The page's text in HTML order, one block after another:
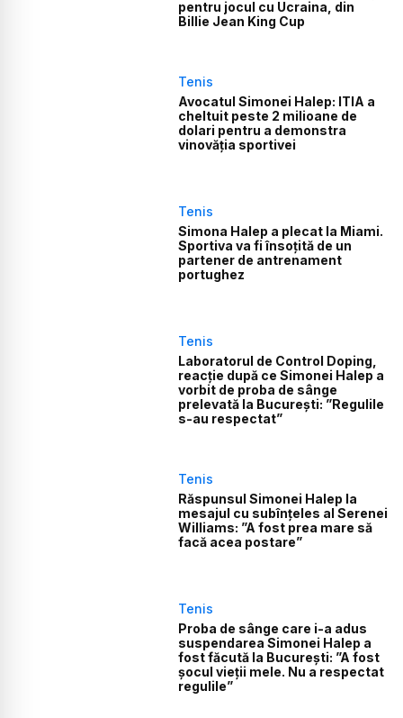
pentru jocul cu Ucraina, din
Billie Jean King Cup
Tenis
Avocatul Simonei Halep: ITIA a
cheltuit peste 2 milioane de
dolari pentru a demonstra
vinovăţia sportivei
Tenis
Simona Halep a plecat la Miami.
Sportiva va fi însoțită de un
partener de antrenament
portughez
Tenis
Laboratorul de Control Doping,
reacție după ce Simonei Halep a
vorbit de proba de sânge
prelevată la București: ”Regulile
s-au respectat”
Tenis
Răspunsul Simonei Halep la
mesajul cu subînțeles al Serenei
Williams: ”A fost prea mare să
facă acea postare”
Tenis
Proba de sânge care i-a adus
suspendarea Simonei Halep a
fost făcută la București: ”A fost
șocul vieții mele. Nu a respectat
regulile”